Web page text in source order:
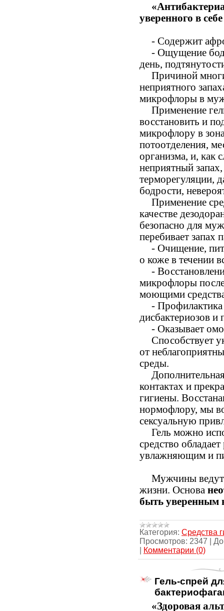
уверенного в
- Содержит
- Ощущение
день,
Причиной
неприятного
микрофлоры в
Применение
восстановить и
микрофлору в
потоотделения,
организма, и, как
неприятный
терморегуляции,
бодрости,
Применение
качестве
безопасно для
перебивает запах
- Очищение,
о коже в течении
-
микрофлоры
моющими
-
дисбактериозов и
- Оказывает
Способствует
от
среды.
контактах и
гигиены.
нормофлору, мы
сексуальную
Гель можно
средство
увлажняющим и
Мужчины ведут
жизни. Основа
быть уверенным
Категория: Средства
Просмотров: 2347
Комментарии (0)
Гель-спрей
«Здоровая